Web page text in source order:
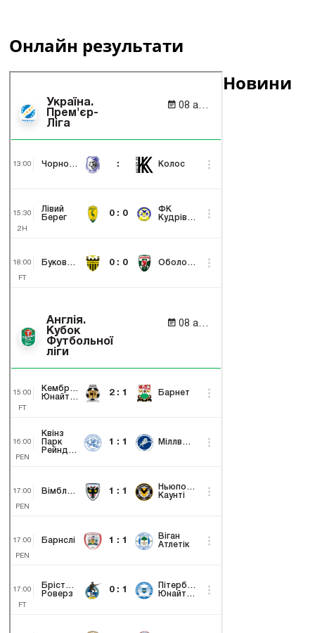
Онлайн результати
Новини